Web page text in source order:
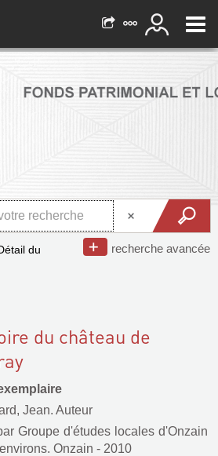
recherche avancée
du
du château de
Jean. Auteur
Groupe d'études locales d'Onzain
Onzain - 2010